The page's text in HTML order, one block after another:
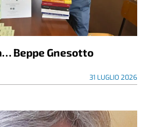
Beppe Gnesotto
31 LUGLIO 2026